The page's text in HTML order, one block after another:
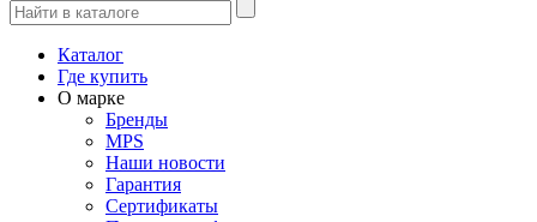
Каталог
Где купить
О марке
Бренды
MPS
Наши новости
Гарантия
Сертификаты